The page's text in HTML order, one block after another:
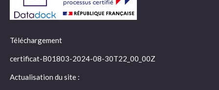
Téléchargement
certificat-B01803-2024-08-30T22_00_00Z
Actualisation du site :